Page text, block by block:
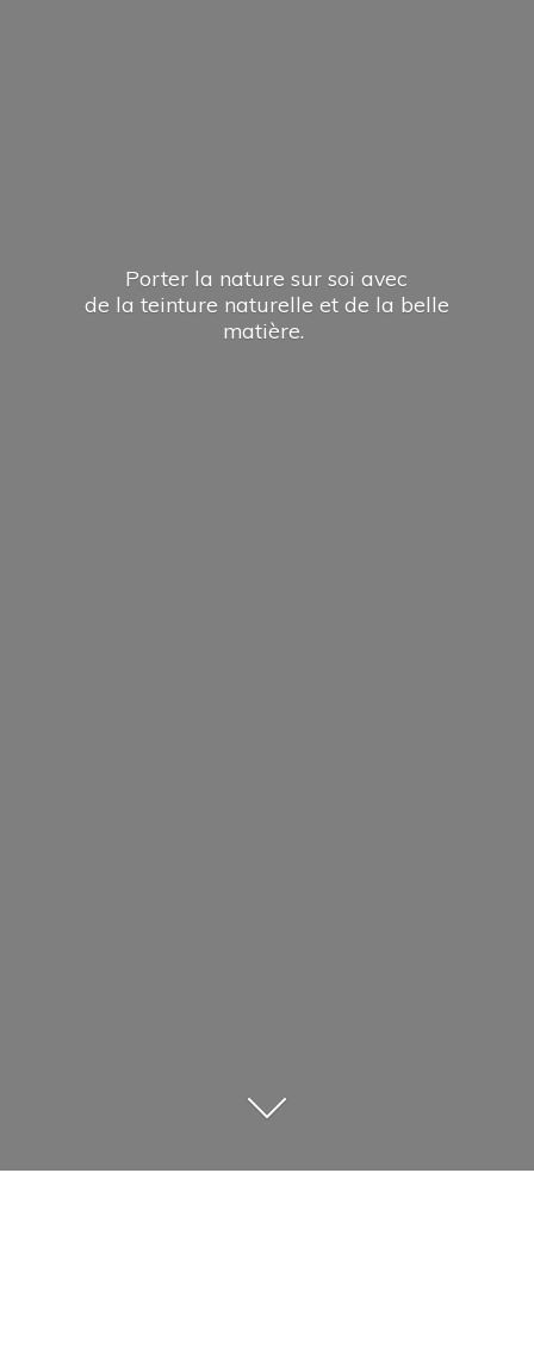
Porter la nature sur soi avec
de la teinture naturelle et de la belle
matière.